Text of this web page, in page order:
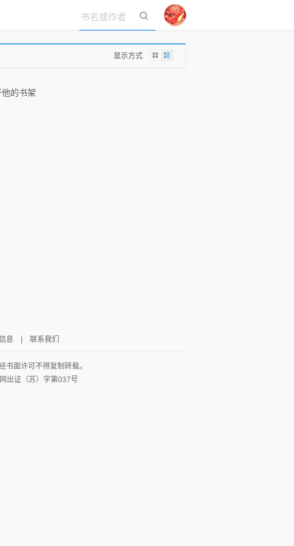
立即登录
显示方式
的书架
息 联系我们
书面许可不得复制转载。
出证（苏）字第037号